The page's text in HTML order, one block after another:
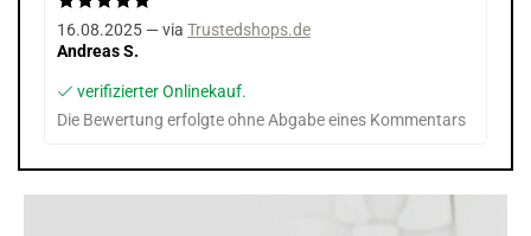
16.08.2025 — via Trustedshops.de
Andreas S.
verifizierter Onlinekauf.
Die Bewertung erfolgte ohne Abgabe eines Kommentars